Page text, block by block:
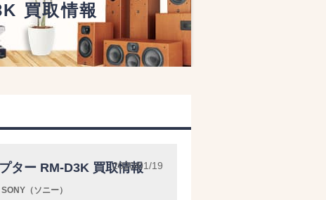
買取情報
ター RM-D3K 買取情報
2020/01/19
SONY（ソニー）